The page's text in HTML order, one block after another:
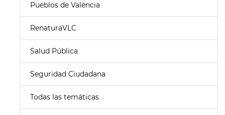
Pueblos de València
RenaturaVLC
Salud Pública
Seguridad Ciudadana
Todas las temáticas